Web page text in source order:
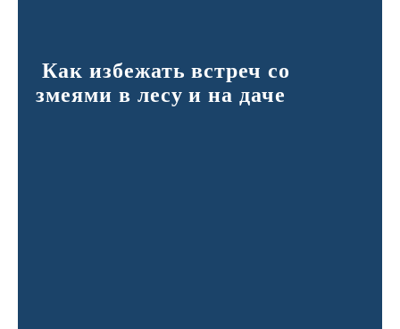
Как избежать встреч со
змеями в лесу и на даче